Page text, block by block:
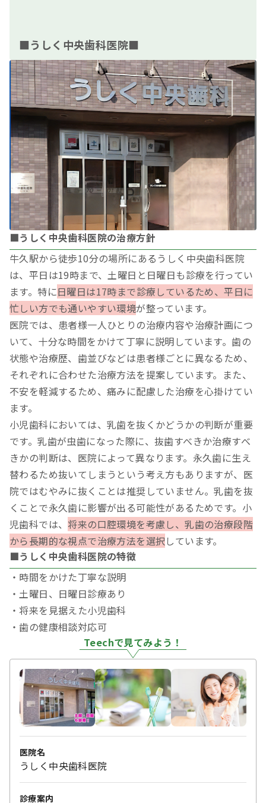
■うしく中央歯科医院■
■うしく中央歯科医院の治療方針
牛久駅から徒歩10分の場所にあるうしく中央歯科医院
は、平日は19時まで、土曜日と日曜日も診療を行ってい
ます。特に日曜日は17時まで診療しているため、平日に
忙しい方でも通いやすい環境が整っています。
医院では、患者様一人ひとりの治療内容や治療計画につ
いて、十分な時間をかけて丁寧に説明しています。歯の
状態や治療歴、歯並びなどは患者様ごとに異なるため、
それぞれに合わせた治療方法を提案しています。また、
不安を軽減するため、痛みに配慮した治療を心掛けてい
ます。
小児歯科においては、乳歯を抜くかどうかの判断が重要
です。乳歯が虫歯になった際に、抜歯すべきか治療すべ
きかの判断は、医院によって異なります。永久歯に生え
替わるため抜いてしまうという考え方もありますが、医
院ではむやみに抜くことは推奨していません。乳歯を抜
くことで永久歯に影響が出る可能性があるためです。小
児歯科では、 将来の口腔環境を考慮し、乳歯の治療段階
から長期的な視点で治療方法を選択しています。
■うしく中央歯科医院の特徴
・時間をかけた丁寧な説明
・土曜日、日曜日診療あり
・将来を見据えた小児歯科
・歯の健康相談対応可
Teechで見てみよう！
医院名
うしく中央歯科医院
診療案内